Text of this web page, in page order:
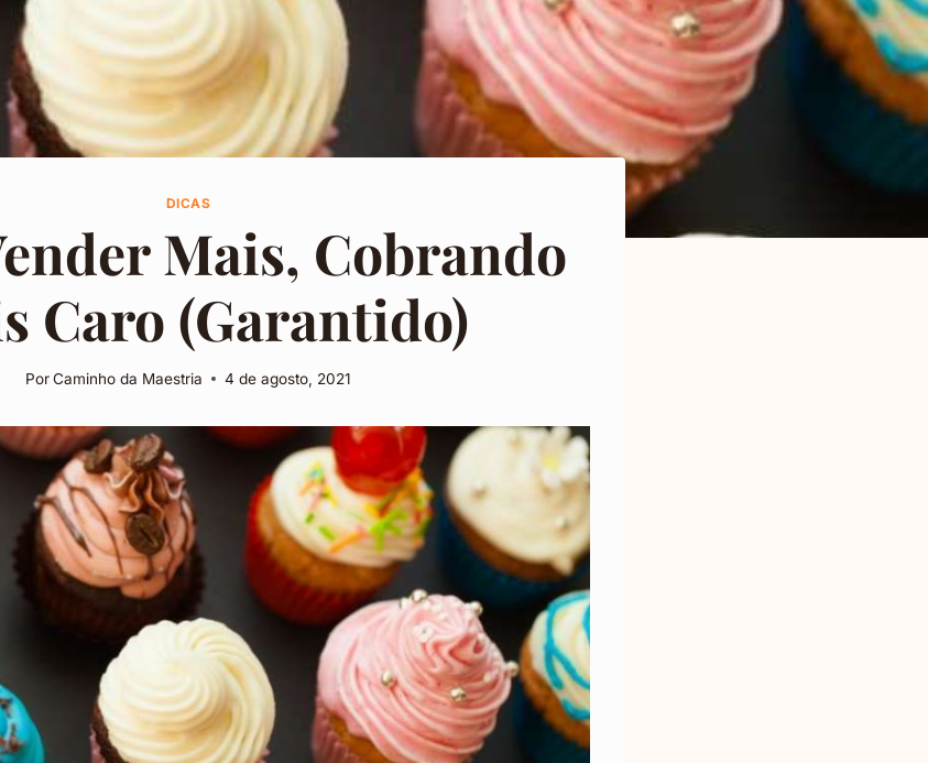
DICAS
Mais, Cobrando
Caro (Garantido)
PorCaminho da Maestria 4 de agosto, 2021